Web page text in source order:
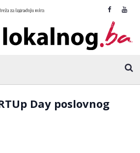
Day poslovnog